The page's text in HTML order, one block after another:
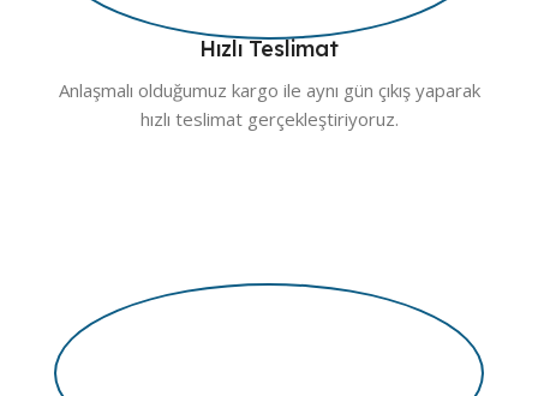
Hızlı Teslimat
Anlaşmalı olduğumuz kargo ile aynı gün çıkış yaparak
hızlı teslimat gerçekleştiriyoruz.